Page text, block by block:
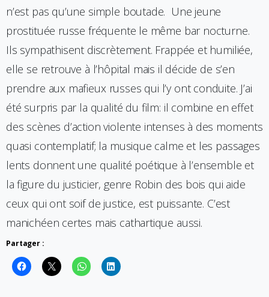
n’est pas qu’une simple boutade. Une jeune
prostituée russe fréquente le même bar nocturne.
Ils sympathisent discrètement. Frappée et humiliée,
elle se retrouve à l’hôpital mais il décide de s’en
prendre aux mafieux russes qui l’y ont conduite. J’ai
été surpris par la qualité du film: il combine en effet
des scènes d’action violente intenses à des moments
quasi contemplatif; la musique calme et les passages
lents donnent une qualité poétique à l’ensemble et
la figure du justicier, genre Robin des bois qui aide
ceux qui ont soif de justice, est puissante. C’est
manichéen certes mais cathartique aussi.
Partager :